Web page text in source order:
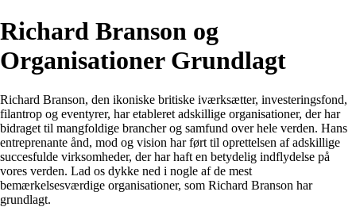
Richard Branson og
Organisationer Grundlagt
Richard Branson, den ikoniske britiske iværksætter, investeringsfond,
filantrop og eventyrer, har etableret adskillige organisationer, der har
bidraget til mangfoldige brancher og samfund over hele verden. Hans
entreprenante ånd, mod og vision har ført til oprettelsen af adskillige
succesfulde virksomheder, der har haft en betydelig indflydelse på
vores verden. Lad os dykke ned i nogle af de mest
bemærkelsesværdige organisationer, som Richard Branson har
grundlagt.